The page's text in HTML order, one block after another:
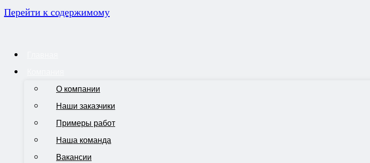
Перейти к содержимому
О компании
Наши заказчики
Примеры работ
Наша команда
Вакансии